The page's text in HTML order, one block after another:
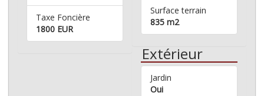
Taxe Foncière
1800 EUR
Surface terrain
835 m2
Extérieur
Jardin
Oui